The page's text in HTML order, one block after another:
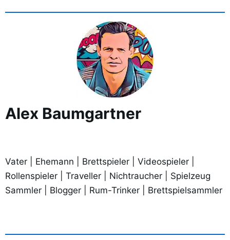
Alex Baumgartner
Vater | Ehemann | Brettspieler | Videospieler |
Rollenspieler | Traveller | Nichtraucher | Spielzeug
Sammler | Blogger | Rum-Trinker | Brettspielsammler